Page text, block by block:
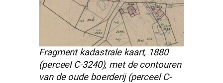
Fragment kadastrale kaart, 1880
(perceel C-3240), met de contouren
van de oude boerderij (perceel C-